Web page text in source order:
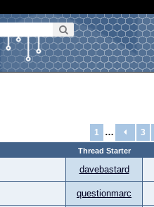
1 … 3
Thread Starter
davebastard
questionmarc